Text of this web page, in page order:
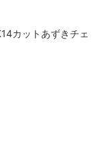
カットあずきチェ